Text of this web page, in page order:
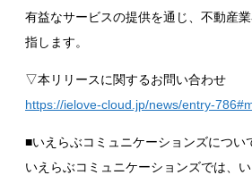
有益なサービスの提供を通じ、不動産
指します。
▽本リリースに関するお問い合わせ
https://ielove-cloud.jp/news/entry-
■いえらぶコミュニケーションズについ
いえらぶコミュニケーションズでは、